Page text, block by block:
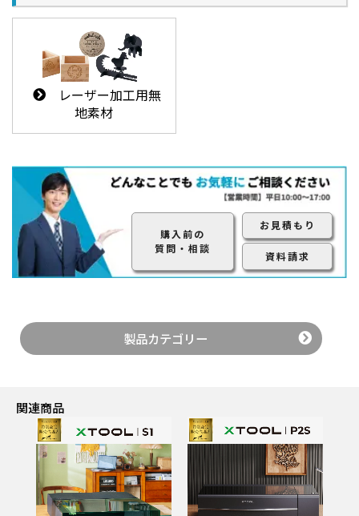
ハード
修理対
応
機械の状態により価
格が変更となります。
無償保証期間後・無
償保証適応外時の金額
となります。
機械の状態により価
格が変更となります。
詳しくはお問い合わせ
の60％の7,920円
問い合わせくださ
い。
サービ
スパー
ツの価
格
無償保証期間後・無
償保証適応外時の金額
となります
定価
無償保証期間後・無
償保証適応外時の金額
となります
修理中
え機
16,500円（税込）
日数：2週間
9,900円（税込）
2回目以降は11,000
円
となりま
ユーロ
ポート
独自設
定値表
〇 〇
レーザー加工用無
地素材
購入前の
質問・相談
お見積もり
資料請求
製品カテゴリー
関連商品